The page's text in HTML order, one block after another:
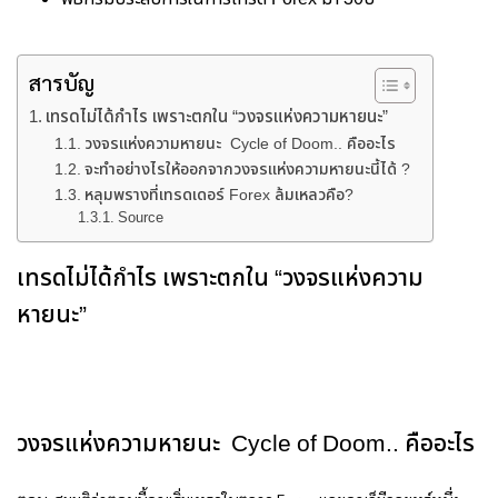
สารบัญ
เทรดไม่ได้กำไร เพราะตกใน “วงจรแห่งความหายนะ”
วงจรแห่งความหายนะ Cycle of Doom.. คืออะไร
จะทำอย่างไรให้ออกจากวงจรแห่งความหายนะนี้ได้ ?
หลุมพรางที่เทรดเดอร์ Forex ล้มเหลวคือ?
Source
เทรดไม่ได้กำไร เพราะตกใน “วงจรแห่งความ
หายนะ”
วงจรแห่งความหายนะ Cycle of Doom.. คืออะไร